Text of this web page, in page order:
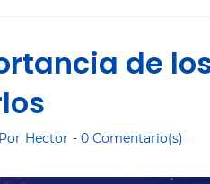
de
Hector - 0 Comentario(s)